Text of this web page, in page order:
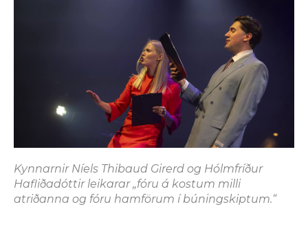
Kynnarnir Níels Thibaud Girerd og Hólmfríður
Hafliðadóttir leikarar „fóru á kostum milli
atriðanna og fóru hamförum í búningskiptum.“